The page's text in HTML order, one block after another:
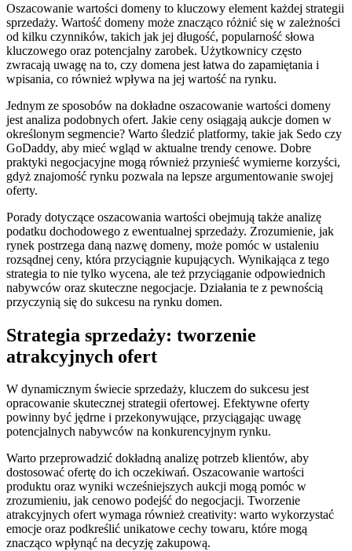
Oszacowanie wartości domeny to kluczowy element każdej strategii
sprzedaży. Wartość domeny może znacząco różnić się w zależności
od kilku czynników, takich jak jej długość, popularność słowa
kluczowego oraz potencjalny zarobek. Użytkownicy często
zwracają uwagę na to, czy domena jest łatwa do zapamiętania i
wpisania, co również wpływa na jej wartość na rynku.
Jednym ze sposobów na dokładne oszacowanie wartości domeny
jest analiza podobnych ofert. Jakie ceny osiągają aukcje domen w
określonym segmencie? Warto śledzić platformy, takie jak Sedo czy
GoDaddy, aby mieć wgląd w aktualne trendy cenowe. Dobre
praktyki negocjacyjne mogą również przynieść wymierne korzyści,
gdyż znajomość rynku pozwala na lepsze argumentowanie swojej
oferty.
Porady dotyczące oszacowania wartości obejmują także analizę
podatku dochodowego z ewentualnej sprzedaży. Zrozumienie, jak
rynek postrzega daną nazwę domeny, może pomóc w ustaleniu
rozsądnej ceny, która przyciągnie kupujących. Wynikająca z tego
strategia to nie tylko wycena, ale też przyciąganie odpowiednich
nabywców oraz skuteczne negocjacje. Działania te z pewnością
przyczynią się do sukcesu na rynku domen.
Strategia sprzedaży: tworzenie
atrakcyjnych ofert
W dynamicznym świecie sprzedaży, kluczem do sukcesu jest
opracowanie skutecznej strategii ofertowej. Efektywne oferty
powinny być jędrne i przekonywujące, przyciągając uwagę
potencjalnych nabywców na konkurencyjnym rynku.
Warto przeprowadzić dokładną analizę potrzeb klientów, aby
dostosować ofertę do ich oczekiwań. Oszacowanie wartości
produktu oraz wyniki wcześniejszych aukcji mogą pomóc w
zrozumieniu, jak cenowo podejść do negocjacji. Tworzenie
atrakcyjnych ofert wymaga również creativity: warto wykorzystać
emocje oraz podkreślić unikatowe cechy towaru, które mogą
znacząco wpłynąć na decyzję zakupową.